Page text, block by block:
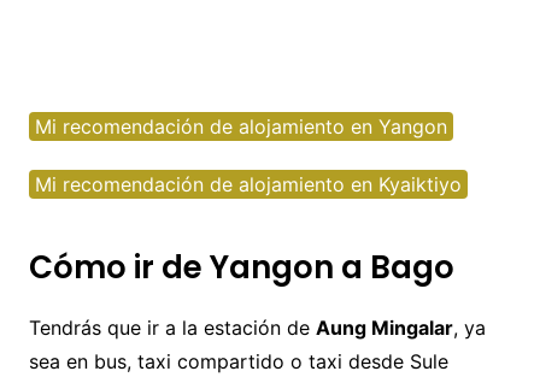
Mi recomendación de alojamiento en Yangon
Mi recomendación de alojamiento en Kyaiktiyo
Cómo ir de Yangon a Bago
Tendrás que ir a la estación de Aung Mingalar, ya
sea en bus, taxi compartido o taxi desde Sule